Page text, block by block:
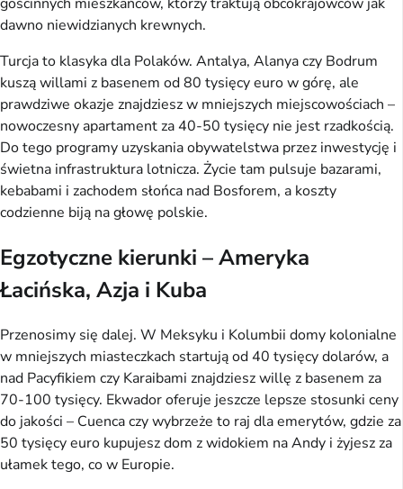
dawno niewidzianych krewnych.
Turcja to klasyka dla Polaków. Antalya, Alanya czy Bodrum
kuszą willami z basenem od 80 tysięcy euro w górę, ale
prawdziwe okazje znajdziesz w mniejszych miejscowościach –
nowoczesny apartament za 40-50 tysięcy nie jest rzadkością.
Do tego programy uzyskania obywatelstwa przez inwestycję i
świetna infrastruktura lotnicza. Życie tam pulsuje bazarami,
kebabami i zachodem słońca nad Bosforem, a koszty
codzienne biją na głowę polskie.
Egzotyczne kierunki – Ameryka
Łacińska, Azja i Kuba
Przenosimy się dalej. W Meksyku i Kolumbii domy kolonialne
w mniejszych miasteczkach startują od 40 tysięcy dolarów, a
nad Pacyfikiem czy Karaibami znajdziesz willę z basenem za
70-100 tysięcy. Ekwador oferuje jeszcze lepsze stosunki ceny
do jakości – Cuenca czy wybrzeże to raj dla emerytów, gdzie za
50 tysięcy euro kupujesz dom z widokiem na Andy i żyjesz za
ułamek tego, co w Europie.